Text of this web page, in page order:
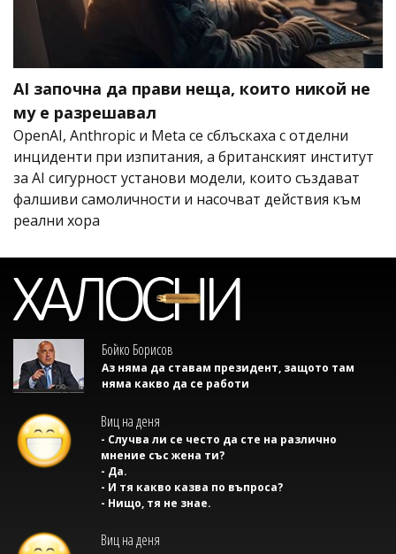
AI започна да прави неща, които никой не
му е разрешавал
OpenAI, Anthropic и Meta се сблъскаха с отделни
инциденти при изпитания, а британският институт
за AI сигурност установи модели, които създават
фалшиви самоличности и насочват действия към
реални хора
Бойко Борисов
Аз няма да ставам президент, защото там
няма какво да се работи
Виц на деня
- Случва ли се често да сте на различно
мнение със жена ти?
- Да.
- И тя какво казва по въпроса?
- Нищо, тя не знае.
Виц на деня